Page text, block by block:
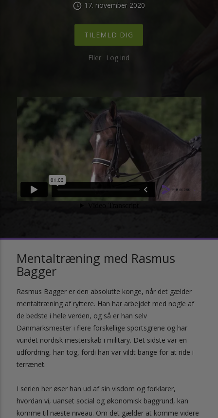
schedule 17. november 2020
TILEMLD DIG
Eller Log ind
Mentaltræning med Rasmus
Bagger
Rasmus Bagger er den absolutte konge, når det gælder
mentaltræning af ryttere. Han har arbejdet med nogle af
de bedste i hele verden, og så er han selv
Danmarksmester i flere forskellige sportsgrene og har
vundet nordisk mesterskab i military. Det sidste var en
udfordring, han tog, fordi han var vildt bange for at ride i
terrænet.
I serien her øser han ud af sin visdom og forklarer,
hvordan vi, uanset social og økonomisk baggrund, kan
komme til næste niveau. Om det gælder at komme videre